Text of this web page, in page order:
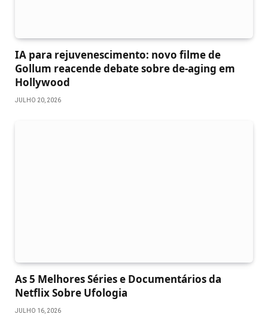
IA para rejuvenescimento: novo filme de
Gollum reacende debate sobre de-aging em
Hollywood
JULHO 20, 2026
As 5 Melhores Séries e Documentários da
Netflix Sobre Ufologia
JULHO 16, 2026